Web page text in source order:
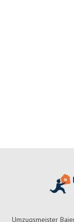
Umzugsmeister